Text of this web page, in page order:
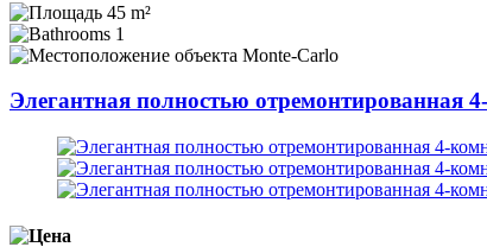
45 m²
1
Monte-Carlo
Элегантная полностью отремонтированная